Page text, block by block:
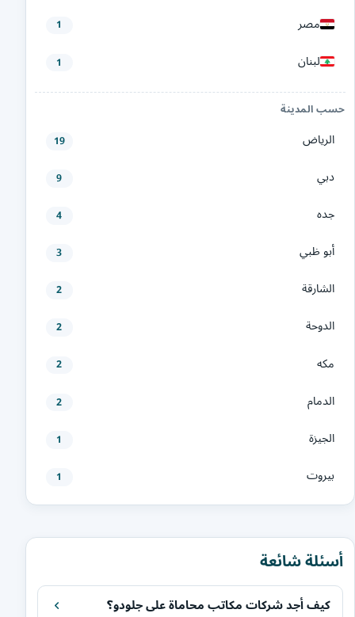
مصر 1
لبنان 1
حسب المدينة
الرياض 19
دبي 9
جده 4
أبو ظبي 3
الشارقة 2
الدوحة 2
مكه 2
الدمام 2
الجيزة 1
بيروت 1
أسئلة شائعة
كيف أجد شركات مكاتب محاماة على جلودو؟